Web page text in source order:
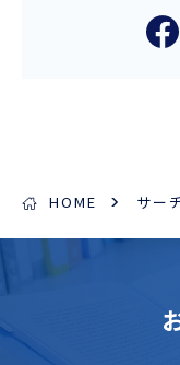
HOME サー